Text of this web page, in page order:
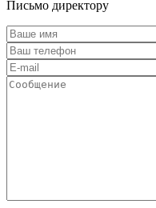
Письмо директору